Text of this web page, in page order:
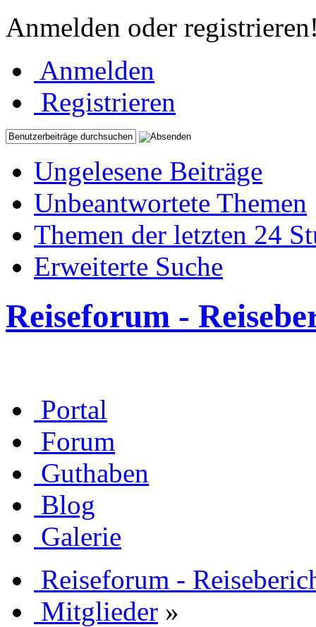
Anmelden oder
Anmelden
Registrieren
Ungelesene Beiträge
Unbeantwortete Themen
Themen der letzten 24
Erweiterte Suche
Reiseforum -
Portal
Forum
Guthaben
Blog
Galerie
Reiseforum -
Mitglieder »